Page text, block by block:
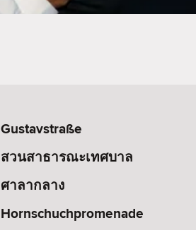
Gustavstraße
สวนสาธารณะเทศบาล
ศาลากลาง
Hornschuchpromenade